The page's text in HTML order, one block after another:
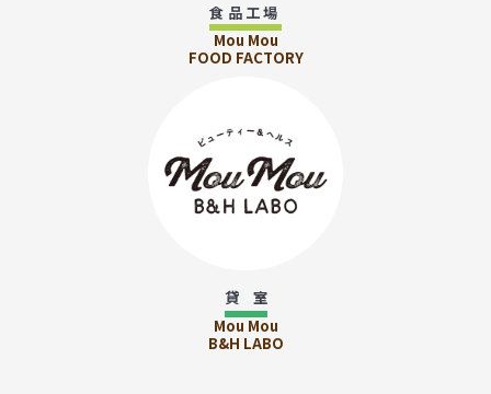
食品工場
Mou Mou
FOOD FACTORY
貸 室
Mou Mou
B&H LABO